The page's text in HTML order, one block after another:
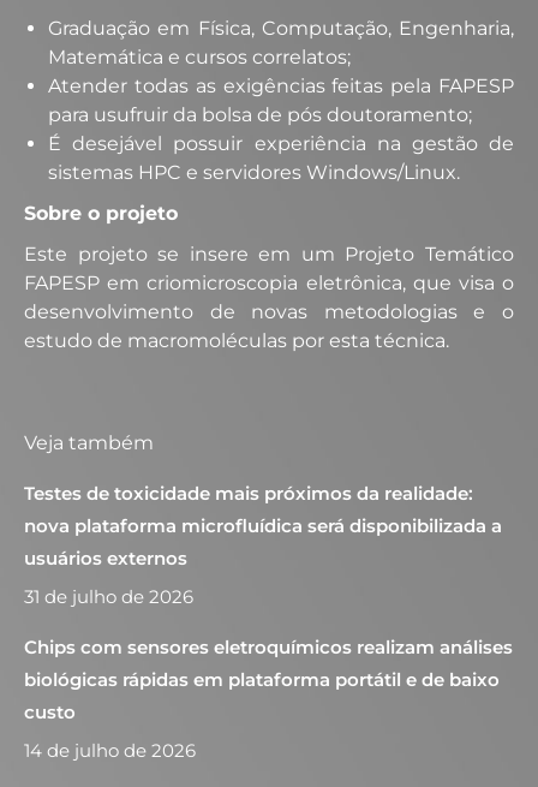
Graduação em Física, Computação, Engenharia,
Matemática e cursos correlatos;
Atender todas as exigências feitas pela FAPESP
para usufruir da bolsa de pós doutoramento;
É desejável possuir experiência na gestão de
sistemas HPC e servidores Windows/Linux.
Sobre o projeto
Este projeto se insere em um Projeto Temático
FAPESP em criomicroscopia eletrônica, que visa o
desenvolvimento de novas metodologias e o
estudo de macromoléculas por esta técnica.
Veja também
Testes de toxicidade mais próximos da realidade:
nova plataforma microfluídica será disponibilizada a
usuários externos
31 de julho de 2026
Chips com sensores eletroquímicos realizam análises
biológicas rápidas em plataforma portátil e de baixo
custo
14 de julho de 2026